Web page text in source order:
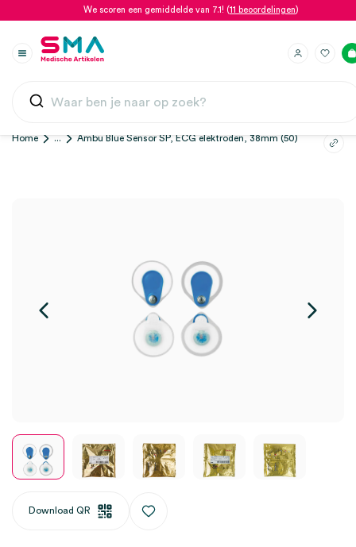
We scoren een gemiddelde van 7.1! (11 beoordelingen)
Home ... Ambu Blue Sensor SP, ECG elektroden, 38mm (50)
Download QR